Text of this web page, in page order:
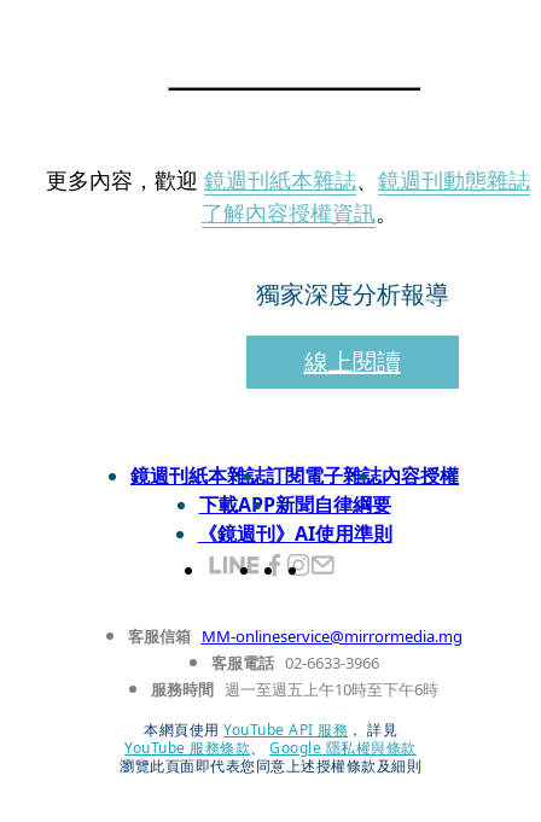
更多內容，歡迎 鏡週刊紙本雜誌、 鏡週刊動態雜誌
了解內容授權資訊。
獨家深度分析報導
線上閱讀
鏡週刊紙本雜誌訂閱電子雜誌內容授權
下載APP新聞自律綱要
《鏡週刊》AI使用準則
客服信箱 MM-onlineservice@mirrormedia.mg
客服電話 02-6633-3966
服務時間 週一至週五上午10時至下午6時
本網頁使用 YouTube API 服務 ， 詳見
YouTube 服務條款、
Google 隱私權與條款
瀏覽此頁面即代表您同意上述授權條款及細則